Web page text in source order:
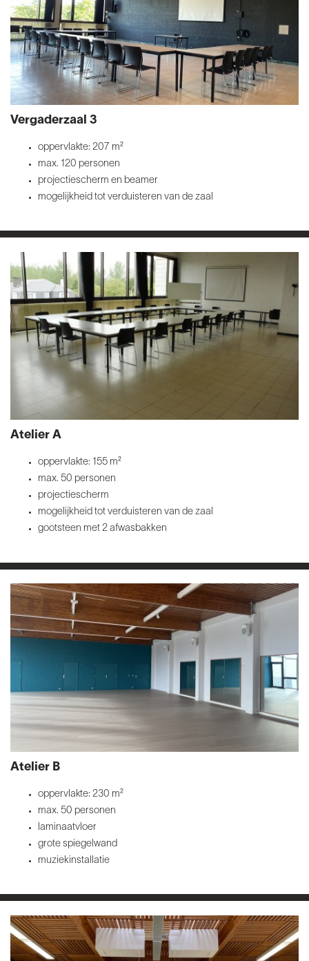
Vergaderzaal 3
oppervlakte: 207 m²
max. 120 personen
projectiescherm en beamer
mogelijkheid tot verduisteren van de zaal
Atelier A
oppervlakte: 155 m²
max. 50 personen
projectiescherm
mogelijkheid tot verduisteren van de zaal
gootsteen met 2 afwasbakken
Atelier B
oppervlakte: 230 m²
max. 50 personen
laminaatvloer
grote spiegelwand
muziekinstallatie